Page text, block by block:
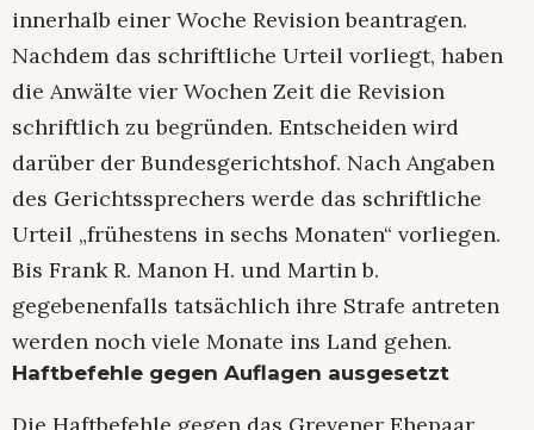
innerhalb einer Woche Revision beantragen.
Nachdem das schriftliche Urteil vorliegt, haben
die Anwälte vier Wochen Zeit die Revision
schriftlich zu begründen. Entscheiden wird
darüber der Bundesgerichtshof. Nach Angaben
des Gerichtssprechers werde das schriftliche
Urteil „frühestens in sechs Monaten“ vorliegen.
Bis Frank R. Manon H. und Martin b.
gegebenenfalls tatsächlich ihre Strafe antreten
werden noch viele Monate ins Land gehen.
Haftbefehle gegen Auflagen ausgesetzt